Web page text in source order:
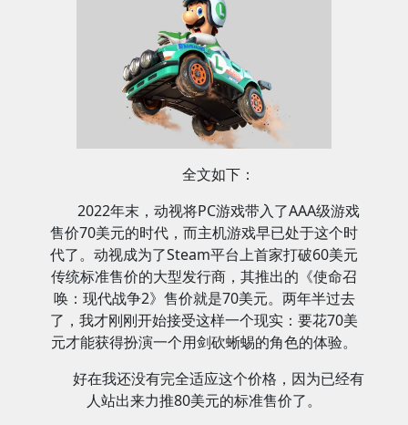
全文如下：
2022年末，动视将PC游戏带入了AAA级游戏
售价70美元的时代，而主机游戏早已处于这个时
代了。动视成为了Steam平台上首家打破60美元
传统标准售价的大型发行商，其推出的《使命召
唤：现代战争2》售价就是70美元。两年半过去
了，我才刚刚开始接受这样一个现实：要花70美
元才能获得扮演一个用剑砍蜥蜴的角色的体验。
好在我还没有完全适应这个价格，因为已经有
人站出来力推80美元的标准售价了。